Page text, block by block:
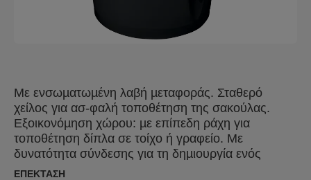
Με ενσωµατωµένη λαβή µεταφοράς. Σταθερό
χείλος για ασ-φαλή τοποθέτηση της σακούλας.
Εξοικονόµηση χώρου: µε επίπεδη ράχη για
τοποθέτηση δίπλα σε τοίχο ή γραφείο. Με
δυνατότητα σύνδεσης για τη δηµιουργία ενός
χρωµατιστού συστήµατος ανακύκλωσης.
ΕΠΈΚΤΑΣΗ